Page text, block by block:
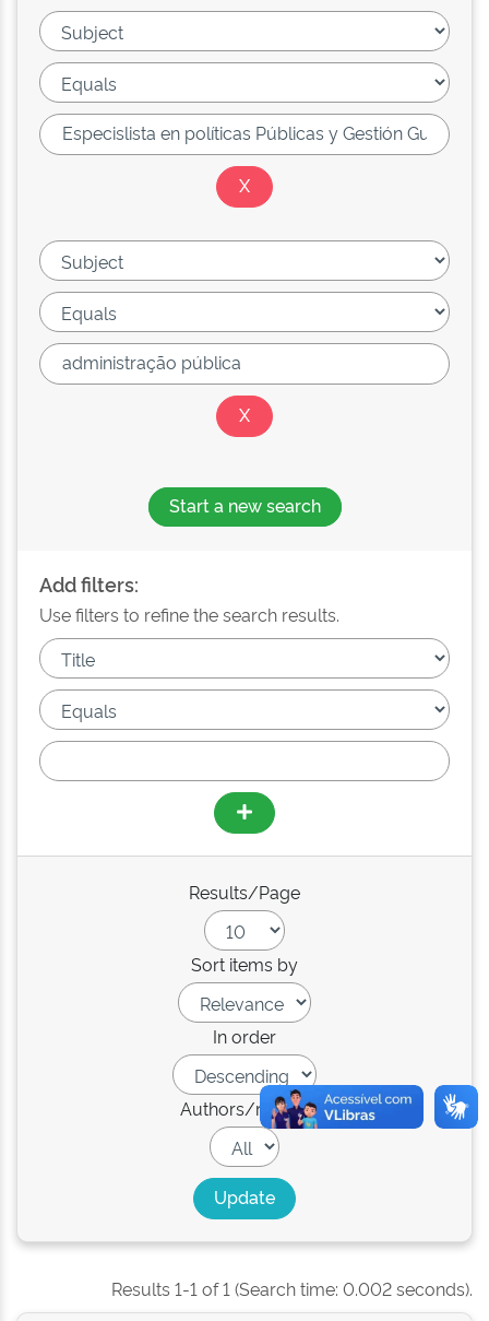
Start a new search
Add filters:
Use filters to refine the search results.
Results/Page
Sort items by
In order
Authors/record
Results 1-1 of 1 (Search time: 0.002 seconds).